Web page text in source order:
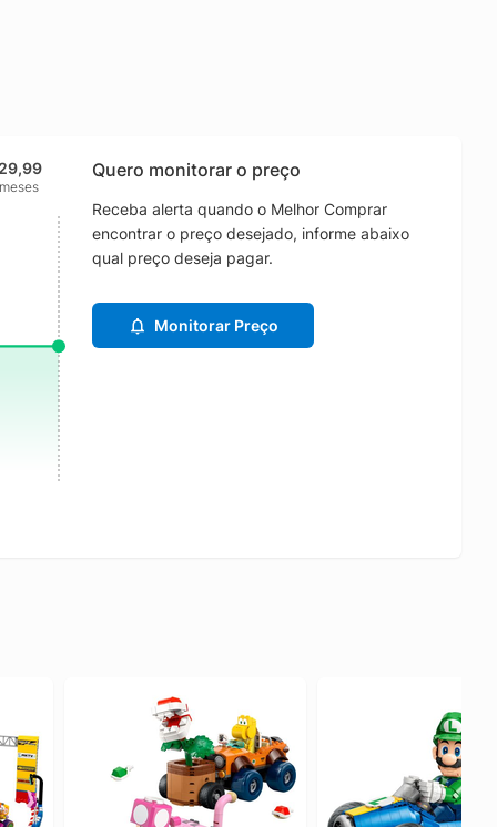
Quero monitorar o preço
Receba alerta quando o Melhor Comprar
encontrar o preço desejado, informe abaixo
qual preço deseja pagar.
Monitorar Preço